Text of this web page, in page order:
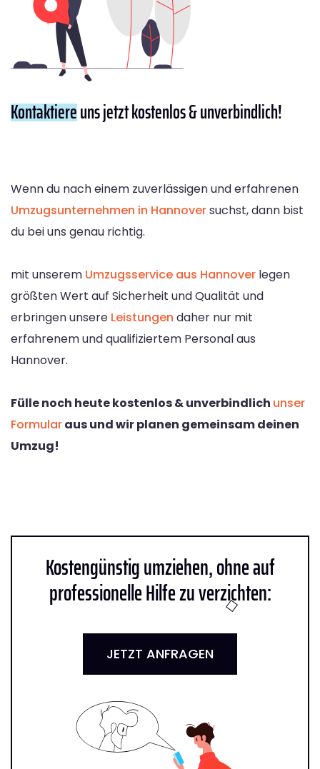
Kontaktiereuns jetzt kostenlos & unverbindlich!
Wenn du nach einem zuverlässigen und erfahrenen
Umzugsunternehmen in Hannoversuchst, dann bist
du bei uns genau richtig.
mit unserem Umzugsservice aus Hannover legen
größten Wert auf Sicherheit und Qualität und
erbringen unsere Leistungen daher nur mit
erfahrenem und qualifiziertem Personal aus
Hannover.
Fülle noch heute kostenlos & unverbindlich unser
Formularaus und wir planen gemeinsam deinen
Umzug!
Kostengünstig umziehen, ohne auf
professionelle Hilfe zu verzichten:
JETZT ANFRAGEN